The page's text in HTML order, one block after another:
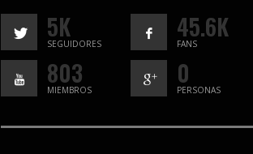
5K
SEGUIDORES
45.6K
FANS
803
MIEMBROS
0
PERSONAS